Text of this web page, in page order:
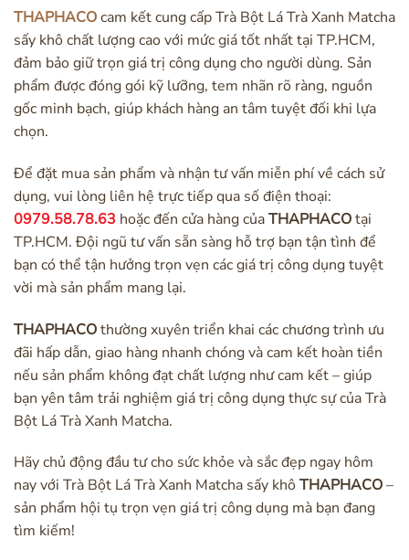
THAPHACOcam kết cung cấp Trà Bột Lá Trà Xanh Matcha
sấy khô chất lượng cao với mức giá tốt nhất tại TP.HCM,
đảm bảo giữ trọn giá trị công dụng cho người dùng. Sản
phẩm được đóng gói kỹ lưỡng, tem nhãn rõ ràng, nguồn
gốc minh bạch, giúp khách hàng an tâm tuyệt đối khi lựa
chọn.
Để đặt mua sản phẩm và nhận tư vấn miễn phí về cách sử
dụng, vui lòng liên hệ trực tiếp qua số điện thoại:
0979.58.78.63 hoặc đến cửa hàng củaTHAPHACOtại
TP.HCM. Đội ngũ tư vấn sẵn sàng hỗ trợ bạn tận tình để
bạn có thể tận hưởng trọn vẹn các giá trị công dụng tuyệt
vời mà sản phẩm mang lại.
THAPHACOthường xuyên triển khai các chương trình ưu
đãi hấp dẫn, giao hàng nhanh chóng và cam kết hoàn tiền
nếu sản phẩm không đạt chất lượng như cam kết – giúp
bạn yên tâm trải nghiệm giá trị công dụng thực sự của Trà
Bột Lá Trà Xanh Matcha.
Hãy chủ động đầu tư cho sức khỏe và sắc đẹp ngay hôm
nay với Trà Bột Lá Trà Xanh Matcha sấy khôTHAPHACO–
sản phẩm hội tụ trọn vẹn giá trị công dụng mà bạn đang
tìm kiếm!